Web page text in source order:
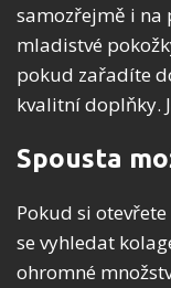
samozřejmě i na
mladistvé
pokud zařadíte
kvalitní doplňky.
Spousta
Pokud si
se vyhledat
ohromné